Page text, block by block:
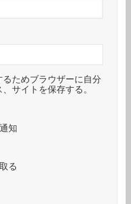
ためブラウザーに自分
サイトを保存する。
知
る